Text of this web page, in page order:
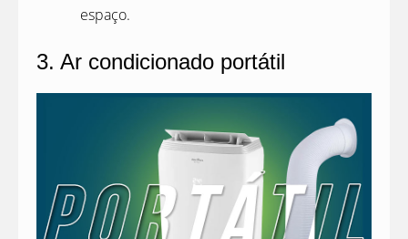
espaço.
3. Ar condicionado portátil